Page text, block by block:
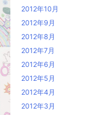
2012年10月
2012年9月
2012年8月
2012年7月
2012年6月
2012年5月
2012年4月
2012年3月